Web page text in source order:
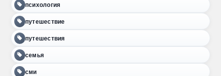
психология
путешествие
путешествия
семья
сми